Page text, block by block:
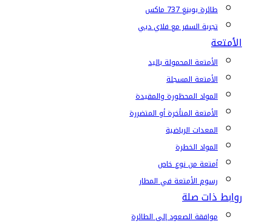
طائرة بوينغ 737 ماكس
تجربة السفر مع فلاي دبي
الأمتعة
الأمتعة المحمولة باليد
الأمتعة المسجلة
المواد المحظورة والمقيدة
الأمتعة المتأخرة أو المتضررة
المعدات الرياضية
المواد الخطرة
أمتعة من نوع خاص
رسوم الأمتعة في المطار
روابط ذات صلة
موافقة الصعود إلى الطائرة